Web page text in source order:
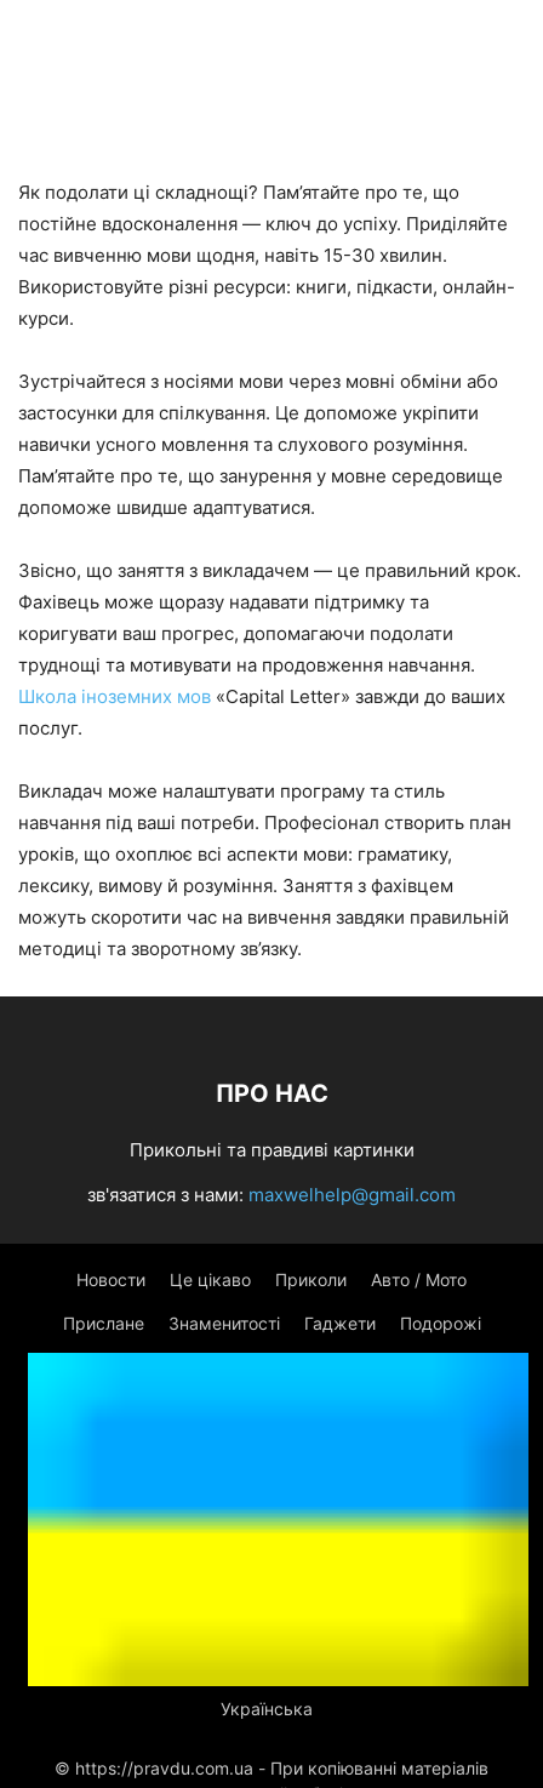
Як подолати ці складнощі? Пам’ятайте про те, що
постійне вдосконалення — ключ до успіху. Приділяйте
час вивченню мови щодня, навіть 15-30 хвилин.
Використовуйте різні ресурси: книги, підкасти, онлайн-
курси.
Зустрічайтеся з носіями мови через мовні обміни або
застосунки для спілкування. Це допоможе укріпити
навички усного мовлення та слухового розуміння.
Пам’ятайте про те, що занурення у мовне середовище
допоможе швидше адаптуватися.
Звісно, що заняття з викладачем — це правильний крок.
Фахівець може щоразу надавати підтримку та
коригувати ваш прогрес, допомагаючи подолати
труднощі та мотивувати на продовження навчання.
Школа іноземних мов «Capital Letter» завжди до ваших
послуг.
Викладач може налаштувати програму та стиль
навчання під ваші потреби. Професіонал створить план
уроків, що охоплює всі аспекти мови: граматику,
лексику, вимову й розуміння. Заняття з фахівцем
можуть скоротити час на вивчення завдяки правильній
методиці та зворотному зв’язку.
ПРО НАС
Прикольні та правдиві картинки
зв'язатися з нами: maxwelhelp@gmail.com
Новости Це цікаво Приколи Авто / Мото
Прислане Знаменитості Гаджети Подорожі
Українська
© https://pravdu.com.ua - При копіюванні матеріалів